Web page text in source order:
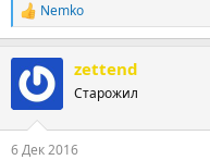
Р
е
к
ц
и
Nemko
zettend
Старожил
6 Дек 2016